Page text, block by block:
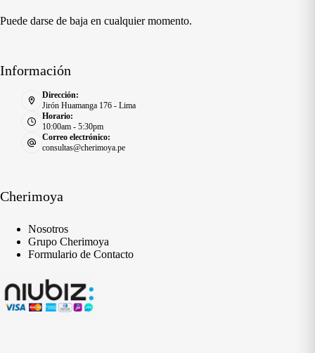
Puede darse de baja en cualquier momento.
Información
Dirección:
Jirón Huamanga 176 - Lima
Horario:
10:00am - 5:30pm
Correo electrónico:
consultas@cherimoya.pe
Cherimoya
Nosotros
Grupo Cherimoya
Formulario de Contacto